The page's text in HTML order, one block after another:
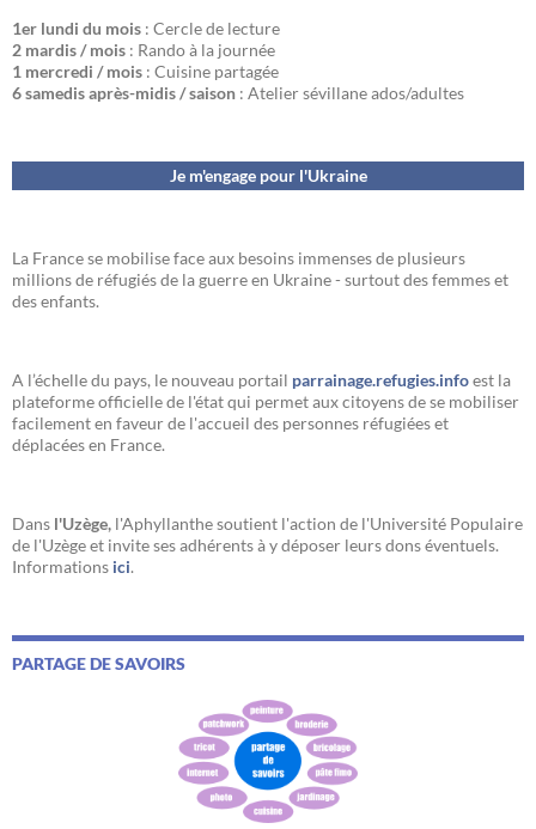
1er lundi du mois : Cercle de lecture
2 mardis / mois : Rando à la journée
1 mercredi / mois : Cuisine partagée
6 samedis après-midis / saison : Atelier sévillane ados/adultes
Je m'engage pour l'Ukraine
La France se mobilise face aux besoins immenses de plusieurs
millions de réfugiés de la guerre en Ukraine - surtout des femmes et
des enfants.
A l’échelle du pays, le nouveau portail parrainage.refugies.infoest la
plateforme officielle de l'état qui permet aux citoyens de se mobiliser
facilement en faveur de l'accueil des personnes réfugiées et
déplacées en France.
Dans l'Uzège, l'Aphyllanthe soutient l'action de l'Université Populaire
de l'Uzège et invite ses adhérents à y déposer leurs dons éventuels.
Informations ici.
PARTAGE DE SAVOIRS